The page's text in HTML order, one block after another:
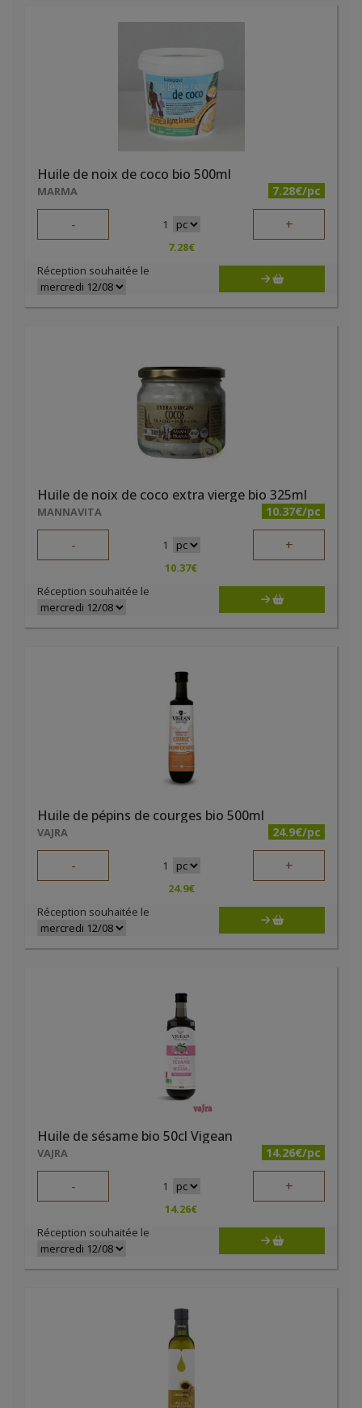
Huile de noix de coco bio 500ml
MARMA 7.28€/pc
- 1 +
7.28€
Réception souhaitée le
Huile de noix de coco extra vierge bio 325ml
MANNAVITA 10.37€/pc
- 1 +
10.37€
Réception souhaitée le
Huile de pépins de courges bio 500ml
VAJRA 24.9€/pc
- 1 +
24.9€
Réception souhaitée le
Huile de sésame bio 50cl Vigean
VAJRA 14.26€/pc
- 1 +
14.26€
Réception souhaitée le